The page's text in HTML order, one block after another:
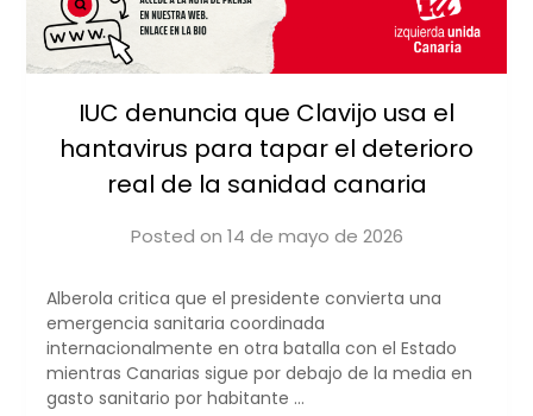
IUC denuncia que Clavijo usa el
hantavirus para tapar el deterioro
real de la sanidad canaria
Posted on 14 de mayo de 2026
Alberola critica que el presidente convierta una
emergencia sanitaria coordinada
internacionalmente en otra batalla con el Estado
mientras Canarias sigue por debajo de la media en
gasto sanitario por habitante …